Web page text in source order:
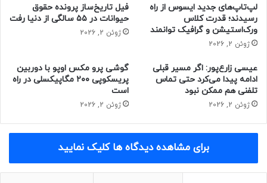
در ساعت دیجیتال، زمان به صورت اعداد روی صفحهLCDنمایش
داده می‌شود. خواندن زمان روی این دسته از ساعت‌ها آسان‌تر
است. ضمن آنکه نمایش دقیقه و حتی ثانیه به صورت عدد
ساعت‌های دیجیتال از امکانات دیگری مانند کرنومتر برخوردار
هستند.
ساعت هیبریدی:
این دسته از ساعت‌ها تلفیقی از ساعت آنالوگ و دیجتال هستند.
لپ‌تاپ‌های جدید ایسوس از راه
رسیدند؛ قدرت کلاس
ورک‌استیشن و گرافیک توانمند
ژوئن 2, 2026
فیل تاریخ‌ساز پرونده حقوق
حیوانات در ۵۵ سالگی از دنیا رفت
ژوئن 2, 2026
عیسی زارع‌پور: اگر مسیر قبلی
ادامه پیدا می‌کرد حتی تماس
تلفنی هم ممکن نبود
ژوئن 2, 2026
گوشی پرو مکس اوپو با دوربین
پریسکوپی ۲۰۰ مگاپیکسلی در راه
است
ژوئن 2, 2026
برای مشاهده دیدگاه ها کلیک نمایید